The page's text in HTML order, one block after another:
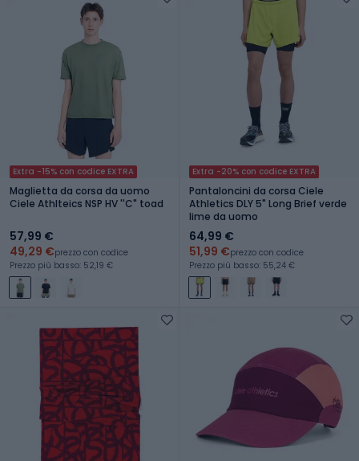
Extra -15% con codice EXTRA
Maglietta da corsa da uomo
Ciele Athlteics NSP HV ''C" toad
57,99 €
49,29 €prezzo con codice
Prezzo più basso: 52,19 €
Extra -20% con codice EXTRA
Pantaloncini da corsa Ciele
Athletics DLY 5" Long Brief verde
lime da uomo
64,99 €
51,99 €prezzo con codice
Prezzo più basso: 55,24 €